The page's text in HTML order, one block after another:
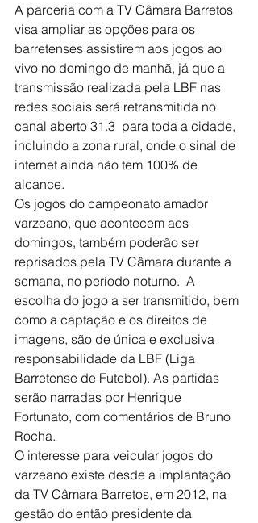
A parceria com a TV Câmara Barretos
visa ampliar as opções para os
barretenses assistirem aos jogos ao
vivo no domingo de manhã, já que a
transmissão realizada pela LBF nas
redes sociais será retransmitida no
canal aberto 31.3  para toda a cidade,
incluindo a zona rural, onde o sinal de
internet ainda não tem 100% de
alcance.
Os jogos do campeonato amador
varzeano, que acontecem aos
domingos, também poderão ser
reprisados pela TV Câmara durante a
semana, no período noturno.  A
escolha do jogo a ser transmitido, bem
como a captação e os direitos de
imagens, são de única e exclusiva
responsabilidade da LBF (Liga
Barretense de Futebol). As partidas
serão narradas por Henrique
Fortunato, com comentários de Bruno
Rocha.
O interesse para veicular jogos do
varzeano existe desde a implantação
da TV Câmara Barretos, em 2012, na
gestão do então presidente da